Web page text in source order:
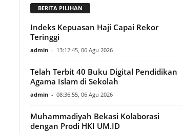
BERITA PILIHAN
Indeks Kepuasan Haji Capai Rekor
Teringgi
admin - 13:12:45, 06 Agu 2026
Telah Terbit 40 Buku Digital Pendidikan
Agama Islam di Sekolah
admin - 08:36:55, 06 Agu 2026
Muhammadiyah Bekasi Kolaborasi
dengan Prodi HKI UM.ID